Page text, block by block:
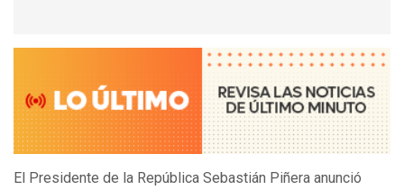
El Presidente de la República Sebastián Piñera anunció